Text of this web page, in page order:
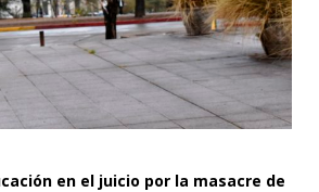
en el juicio por la masacre de